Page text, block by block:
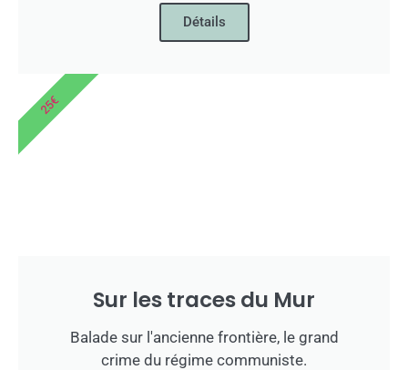
Détails
Sur les traces du Mur
Balade sur l'ancienne frontière, le grand
crime du régime communiste.
25€